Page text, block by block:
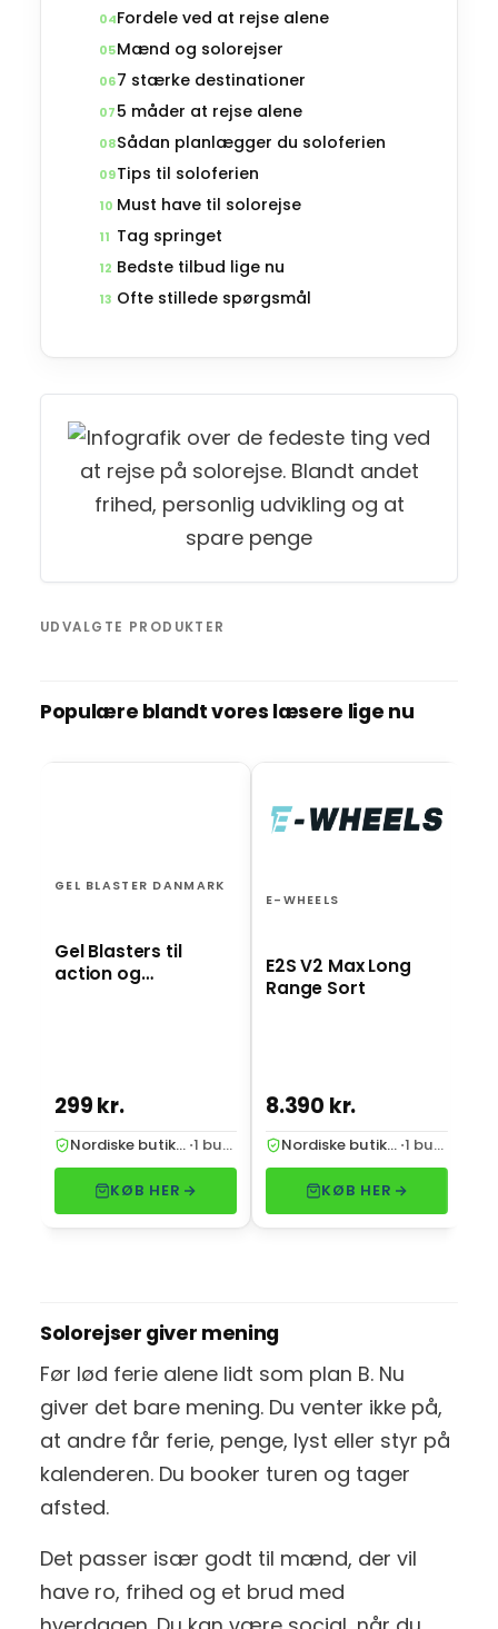
04Fordele ved at rejse alene
05Mænd og solorejser
067 stærke destinationer
07 5 måder at rejse alene
08Sådan planlægger du soloferien
09Tips til soloferien
10 Must have til solorejse
11 Tag springet
12 Bedste tilbud lige nu
13 Ofte stillede spørgsmål
UDVALGTE PRODUKTER
Populære blandt vores læsere lige nu
GEL BLASTER DANMARK
Gel Blasters til
action og
299 kr.
Nordiske butikker · 1 butik
KØB HER
E-WHEELS
E2S V2 Max Long
Range Sort
8.390 kr.
Nordiske butikker · 1 butik
KØB HER
Solorejser giver mening
Før lød ferie alene lidt som plan B. Nu
giver det bare mening. Du venter ikke på,
at andre får ferie, penge, lyst eller styr på
kalenderen. Du booker turen og tager
afsted.
Det passer især godt til mænd, der vil
have ro, frihed og et brud med